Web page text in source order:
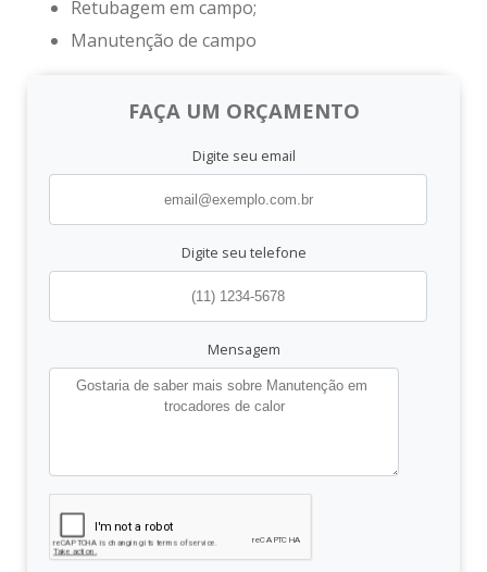
Retubagem em campo;
Manutenção de campo
FAÇA UM ORÇAMENTO
Digite seu email
Digite seu telefone
Mensagem